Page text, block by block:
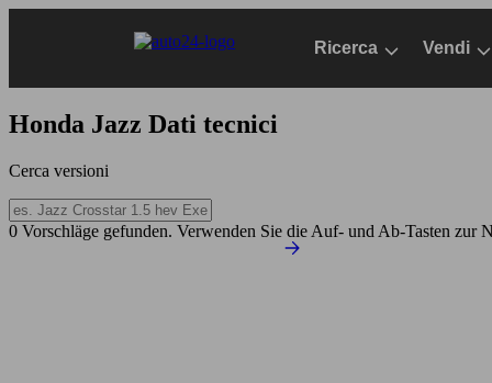
Ricerca Vendi
Honda Jazz Dati tecnici
Cerca versioni
0 Vorschläge gefunden. Verwenden Sie die Auf- und Ab-Tasten zur